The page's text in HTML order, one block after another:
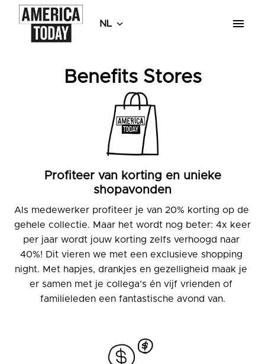
Overslaan
Homepagina
NL
Benefits Stores
Profiteer van korting en unieke
shopavonden
Als medewerker profiteer je van 20% korting op de
gehele collectie. Maar het wordt nog beter: 4x keer
per jaar wordt jouw korting zelfs verhoogd naar
40%! Dit vieren we met een exclusieve shopping
night. Met hapjes, drankjes en gezelligheid maak je
er samen met je collega’s én vijf vrienden of
familieleden een fantastische avond van.